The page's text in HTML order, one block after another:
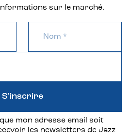
sur le marché.
mon adresse email soit
les newsletters de Jazz
S'inscrire